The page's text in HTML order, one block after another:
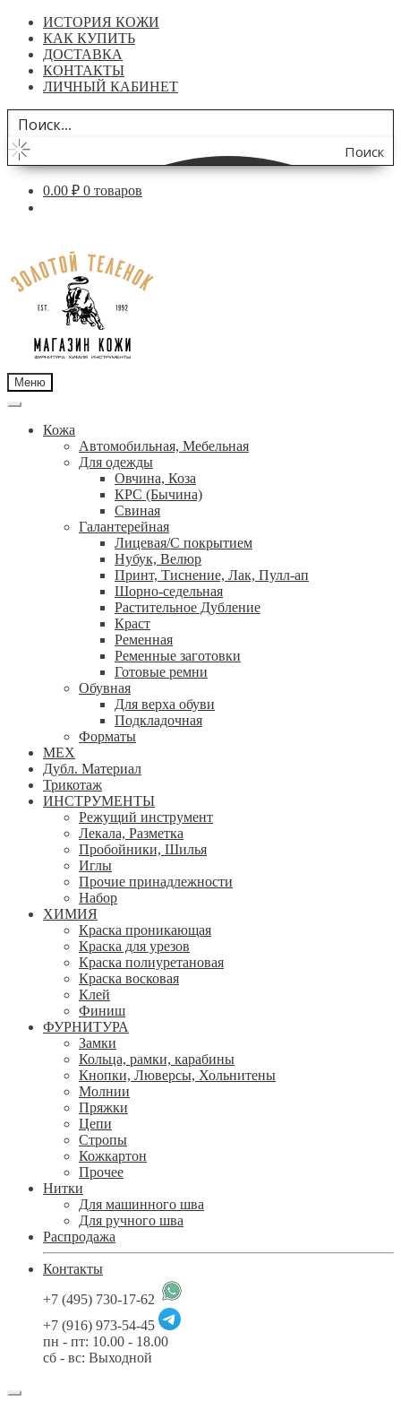
ИСТОРИЯ КОЖИ
КАК КУПИТЬ
ДОСТАВКА
КОНТАКТЫ
ЛИЧНЫЙ КАБИНЕТ
Поиск
по
0.00 ₽ 0 товаров
навигации
содержимому
Меню
Кожа
Автомобильная, Мебельная
Для одежды
Овчина, Коза
КРС (Бычина)
Свиная
Галантерейная
Лицевая/С покрытием
Нубук, Велюр
Принт, Тиснение, Лак, Пулл-ап
Шорно-седельная
Растительное Дубление
Краст
Ременная
Ременные заготовки
Готовые ремни
Обувная
Для верха обуви
Подкладочная
Форматы
МЕХ
Дубл. Материал
Трикотаж
ИНСТРУМЕНТЫ
Режущий инструмент
Лекала, Разметка
Пробойники, Шилья
Иглы
Прочие принадлежности
Набор
ХИМИЯ
Краска проникающая
Краска для урезов
Краска полиуретановая
Краска восковая
Клей
Финиш
ФУРНИТУРА
Замки
Кольца, рамки, карабины
Кнопки, Люверсы, Хольнитены
Молнии
Пряжки
Цепи
Стропы
Кожкартон
Прочее
Нитки
Для машинного шва
Для ручного шва
Распродажа
Контакты
+7 (495) 730-17-62
+7 (916) 973-54-45
пн - пт: 10.00 - 18.00
сб - вс: Выходной